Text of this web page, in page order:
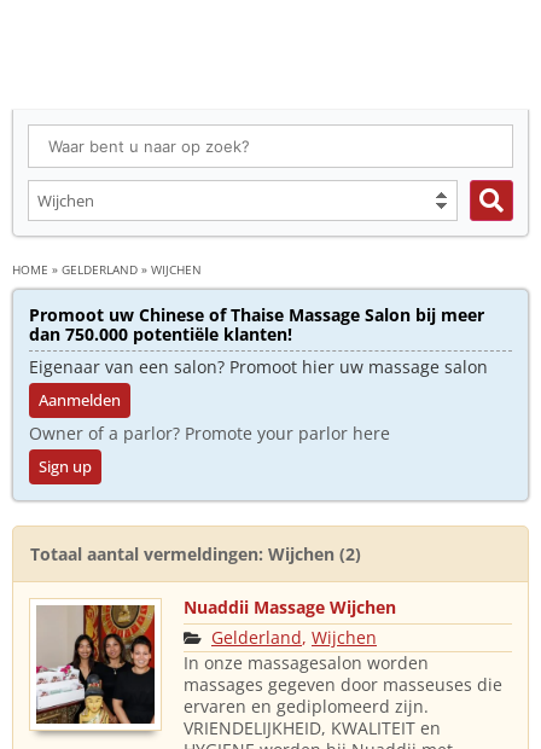
HOME » GELDERLAND » WIJCHEN
Promoot uw Chinese of Thaise Massage Salon bij meer
dan 750.000 potentiële klanten!
Eigenaar van een salon? Promoot hier uw massage salon
Aanmelden
Owner of a parlor? Promote your parlor here
Sign up
Totaal aantal vermeldingen: Wijchen (2)
Nuaddii Massage Wijchen
Gelderland, Wijchen
In onze massagesalon worden
massages gegeven door masseuses die
ervaren en gediplomeerd zijn.
VRIENDELIJKHEID, KWALITEIT en